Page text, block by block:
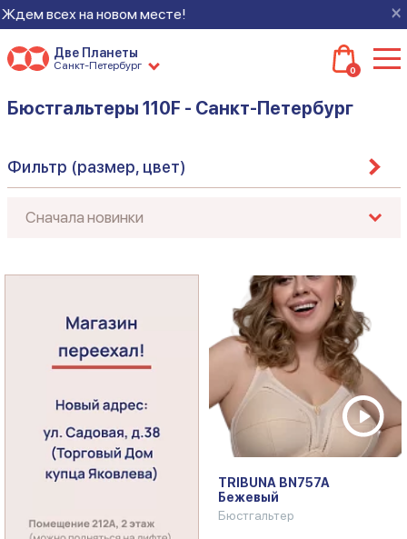
×
всех на новом месте!
Две Планеты
Санкт-Петербург 0
Бюстгальтеры 110F - Санкт-Петербург
Фильтр (размер, цвет)
TRIBUNA BN757A
Бежевый
Бюстгальтер